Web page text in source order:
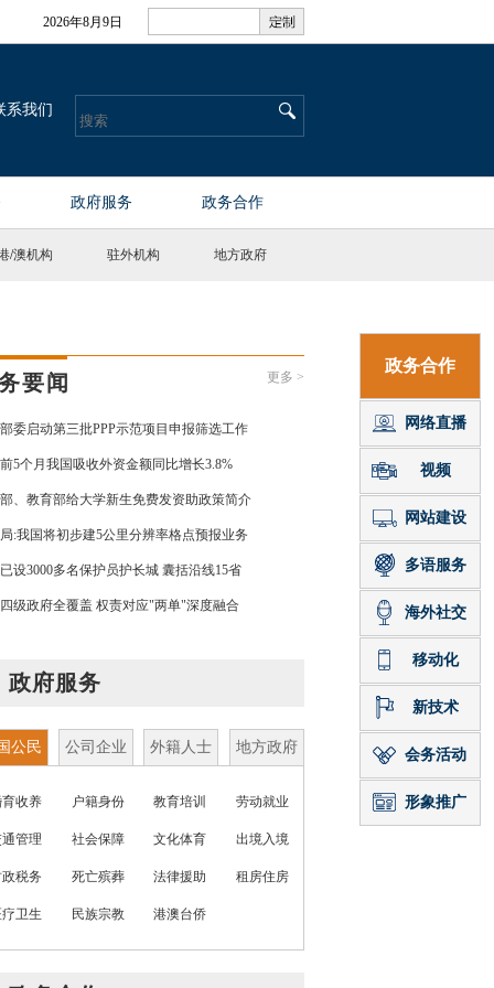
/澳机构 驻外机构 地方政府
要闻 更多 >
委启动第三批PPP示范项目申报筛选工作
5个月我国吸收外资金额同比增长3.8%
、教育部给大学新生免费发资助政策简介
:我国将初步建5公里分辨率格点预报业务
设3000多名保护员护长城 囊括沿线15省
级政府全覆盖 权责对应"两单"深度融合
政府服务
公民 公司企业 外籍人士 地方政府
育收养 户籍身份 教育培训 劳动就业
管理 社会保障 文化体育 出境入境
税务 死亡殡葬 法律援助 租房住房
卫生 民族宗教 港澳台侨